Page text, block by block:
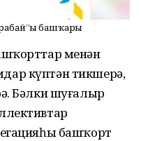
башҡарҙы
менән
күптән тикшерә,
Бәлки шуғалыр
башҡорт